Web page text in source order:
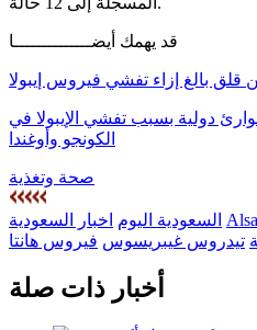
قد يهمك أيضــــــــــــــا
بالغ إزاء تفشي فيروس إيبولا
دولية بسبب تفشي الإيبولا في
الكونجو وأوغندا
صحة وتغذية
السعودية اليوم اخبار السعودية
تيدروس غيبريسوس فيروس هانتا
أخبار ذات صلة